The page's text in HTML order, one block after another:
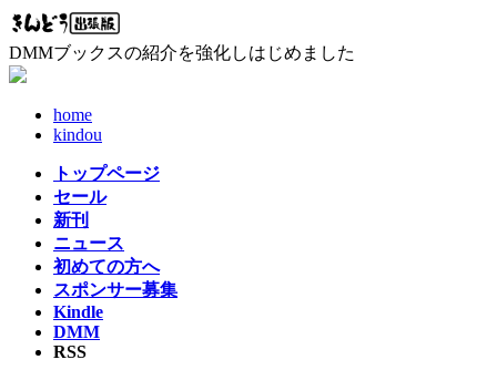
コ
テ
ン
ナ
ゲ
ー
DMMブックスの紹介を強化しはじめました
home
kindou
トップページ
セール
新刊
ニュース
初めての方へ
スポンサー募集
Kindle
DMM
RSS